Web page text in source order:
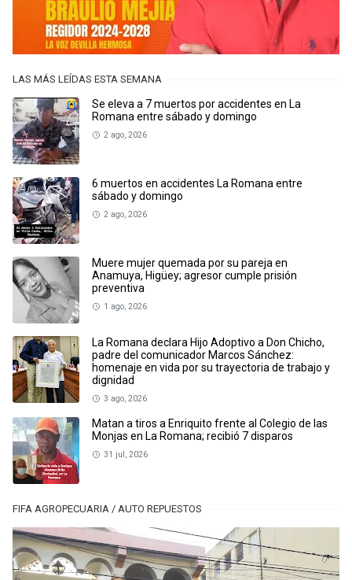
LAS MÁS LEÍDAS ESTA SEMANA
Se eleva a 7 muertos por accidentes en La
Romana entre sábado y domingo
2 ago, 2026
6 muertos en accidentes La Romana entre
sábado y domingo
2 ago, 2026
Muere mujer quemada por su pareja en
Anamuya, Higüey; agresor cumple prisión
preventiva
1 ago, 2026
La Romana declara Hijo Adoptivo a Don Chicho,
padre del comunicador Marcos Sánchez:
homenaje en vida por su trayectoria de trabajo y
dignidad
3 ago, 2026
Matan a tiros a Enriquito frente al Colegio de las
Monjas en La Romana; recibió 7 disparos
31 jul, 2026
FIFA AGROPECUARIA / AUTO REPUESTOS